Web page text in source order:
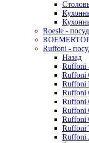
Roesle -
Ruffoni -
Назад
Ruffoni
Ruffoni
Ruffoni
Ruffoni
Ruffoni
Ruffoni
Ruffoni
Ruffoni
Ruffoni